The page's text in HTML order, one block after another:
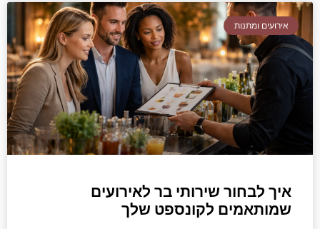
אירועים ומתנות
איך לבחור שירותי בר לאירועים
שמותאמים לקונספט שלך